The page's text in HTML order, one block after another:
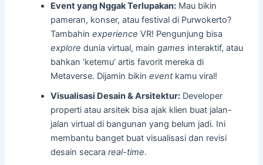
Event yang Nggak Terlupakan: Mau bikin
pameran, konser, atau festival di Purwokerto?
Tambahinexperience VR! Pengunjung bisa
explore dunia virtual, maingames interaktif, atau
bahkan ‘ketemu’ artis favorit mereka di
Metaverse. Dijamin bikineventkamu viral!
Visualisasi Desain & Arsitektur: Developer
properti atau arsitek bisa ajak klien buat jalan-
jalan virtual di bangunan yang belum jadi. Ini
membantu banget buat visualisasi dan revisi
desain secarareal-time.